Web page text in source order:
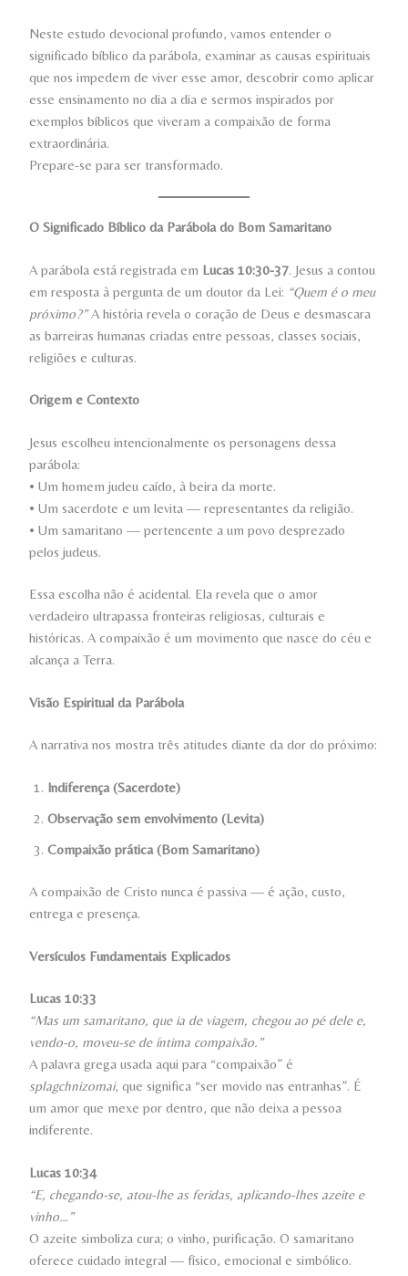
Neste estudo devocional profundo, vamos entender o
significado bíblico da parábola, examinar as causas espirituais
que nos impedem de viver esse amor, descobrir como aplicar
esse ensinamento no dia a dia e sermos inspirados por
exemplos bíblicos que viveram a compaixão de forma
extraordinária.
Prepare-se para ser transformado.
O Significado Bíblico da Parábola do Bom Samaritano
A parábola está registrada em Lucas 10:30-37. Jesus a contou
em resposta à pergunta de um doutor da Lei: “Quem é o meu
próximo?”A história revela o coração de Deus e desmascara
as barreiras humanas criadas entre pessoas, classes sociais,
religiões e culturas.
Origem e Contexto
Jesus escolheu intencionalmente os personagens dessa
parábola:
• Um homem judeu caído, à beira da morte.
• Um sacerdote e um levita — representantes da religião.
• Um samaritano — pertencente a um povo desprezado
pelos judeus.
Essa escolha não é acidental. Ela revela que o amor
verdadeiro ultrapassa fronteiras religiosas, culturais e
históricas. A compaixão é um movimento que nasce do céu e
alcança a Terra.
Visão Espiritual da Parábola
A narrativa nos mostra três atitudes diante da dor do próximo:
Indiferença (Sacerdote)
Observação sem envolvimento (Levita)
Compaixão prática (Bom Samaritano)
A compaixão de Cristo nunca é passiva — é ação, custo,
entrega e presença.
Versículos Fundamentais Explicados
Lucas 10:33
“Mas um samaritano, que ia de viagem, chegou ao pé dele e,
vendo-o, moveu-se de íntima compaixão.”
A palavra grega usada aqui para “compaixão” é
splagchnizomai, que significa “ser movido nas entranhas”. É
um amor que mexe por dentro, que não deixa a pessoa
indiferente.
Lucas 10:34
“E, chegando-se, atou-lhe as feridas, aplicando-lhes azeite e
vinho…”
O azeite simboliza cura; o vinho, purificação. O samaritano
oferece cuidado integral — físico, emocional e simbólico.